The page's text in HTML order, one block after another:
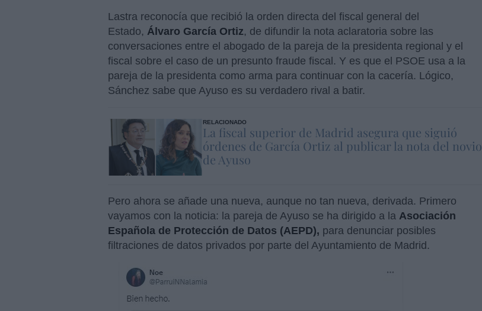
Lastra reconocía que recibió la orden directa del fiscal general del
Estado, Álvaro García Ortiz, de difundir la nota aclaratoria sobre las
conversaciones entre el abogado de la pareja de la presidenta regional y el
fiscal sobre el caso de un presunto fraude fiscal. Y es que el PSOE usa a la
pareja de la presidenta como arma para continuar con la cacería. Lógico,
Sánchez sabe que Ayuso es su verdadero rival a batir.
RELACIONADO
La fiscal superior de Madrid asegura que siguió
órdenes de García Ortiz al publicar la nota del novio
de Ayuso
Pero ahora se añade una nueva, aunque no tan nueva, derivada. Primero
vayamos con la noticia: la pareja de Ayuso se ha dirigido a la Asociación
Española de Protección de Datos (AEPD), para denunciar posibles
filtraciones de datos privados por parte del Ayuntamiento de Madrid.